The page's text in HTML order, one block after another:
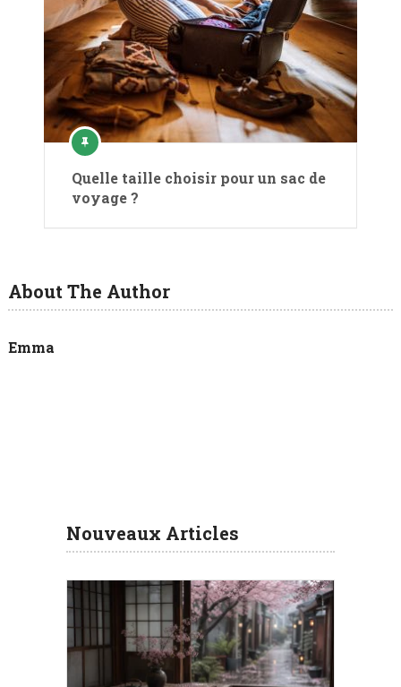
Quelle taille choisir pour un sac de
voyage ?
About The Author
Emma
Nouveaux Articles